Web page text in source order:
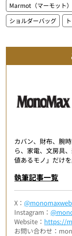
Marmot（マーモット）
ショルダーバッグ
カバン、財布、腕
ら、家電、文房具
値あるモノ」だけ
執筆記事一覧
X：@monomaxweb
Instagram：
Website： https://
お問い合わせ：